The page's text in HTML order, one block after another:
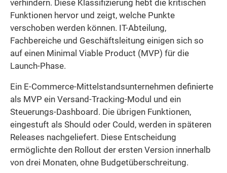
verhindern. Diese Klassifizierung hebt die kritischen
Funktionen hervor und zeigt, welche Punkte
verschoben werden können. IT-Abteilung,
Fachbereiche und Geschäftsleitung einigen sich so
auf einen Minimal Viable Product (MVP) für die
Launch-Phase.
Ein E-Commerce-Mittelstandsunternehmen definierte
als MVP ein Versand-Tracking-Modul und ein
Steuerungs-Dashboard. Die übrigen Funktionen,
eingestuft als Should oder Could, werden in späteren
Releases nachgeliefert. Diese Entscheidung
ermöglichte den Rollout der ersten Version innerhalb
von drei Monaten, ohne Budgetüberschreitung.